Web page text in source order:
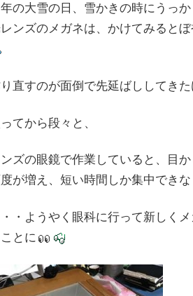
の大雪の日、雪かきの時にうっ
ンズのメガネは、かけてみると
直すのが面倒で先延ばししてき
てから段々と、
ズの眼鏡で作業していると、目
が増え、短い時間しか集中でき
・ようやく眼科に行って新しく
とに